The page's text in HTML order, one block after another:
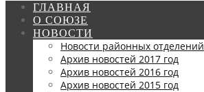
ГЛАВНАЯ
О СОЮЗЕ
НОВОСТИ
Новости районных отделений
Архив новостей 2017 год
Архив новостей 2016 год
Архив новостей 2015 год